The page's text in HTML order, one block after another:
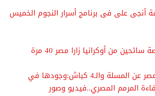
أنجى على فى برنامج أسرار النجوم الخميس
من أوكرانيا زارا مصر 40 مرة
مسئول ترميم أثار مصر عن المسلة والـ4 كباش:وجودها في
المرمم المصري..فيديو وصور